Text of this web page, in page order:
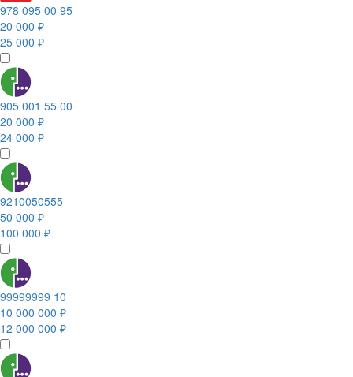
978 095 00 95
20 000 ₽
25 000 ₽
905 001 55 00
20 000 ₽
24 000 ₽
9210050555
50 000 ₽
100 000 ₽
99999999 10
10 000 000 ₽
12 000 000 ₽